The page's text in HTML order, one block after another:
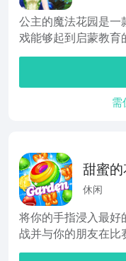
公主的魔法花园是
戏能够起到启蒙教育
需
甜蜜的
休闲
将你的手指浸入最
战并与你的朋友在比